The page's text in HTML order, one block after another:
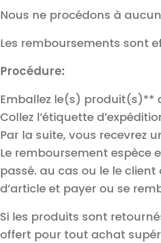
Nous ne procédons à
Les remboursements sont
Procédure:
Emballez le(s) produit(s)**
Collez l’étiquette
Par la suite, vous recevrez
Le remboursement
passé. au cas ou le le
d’article et payer ou se
Si les produits sont
offert pour tout achat